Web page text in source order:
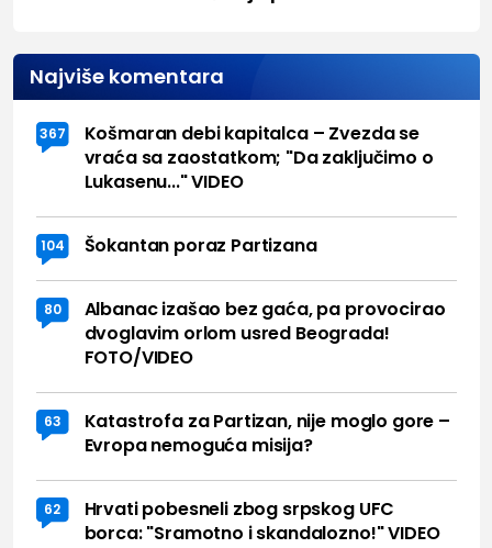
Najviše komentara
367
Košmaran debi kapitalca – Zvezda se
vraća sa zaostatkom; "Da zaključimo o
Lukasenu..." VIDEO
104 Šokantan poraz Partizana
80
Albanac izašao bez gaća, pa provocirao
dvoglavim orlom usred Beograda!
FOTO/VIDEO
63
Katastrofa za Partizan, nije moglo gore –
Evropa nemoguća misija?
62
Hrvati pobesneli zbog srpskog UFC
borca: "Sramotno i skandalozno!" VIDEO